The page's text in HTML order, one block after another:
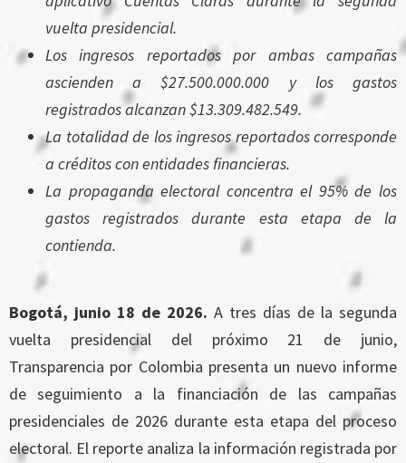
vuelta presidencial.
Los ingresos reportados por ambas campañas
ascienden a $27.500.000.000 y los gastos
registrados alcanzan $13.309.482.549.
La totalidad de los ingresos reportados corresponde
a créditos con entidades financieras.
La propaganda electoral concentra el 95% de los
gastos registrados durante esta etapa de la
contienda.
Bogotá, junio 18 de 2026. A tres días de la segunda
vuelta presidencial del próximo 21 de junio,
Transparencia por Colombia presenta un nuevo informe
de seguimiento a la financiación de las campañas
presidenciales de 2026 durante esta etapa del proceso
electoral. El reporte analiza la información registrada por